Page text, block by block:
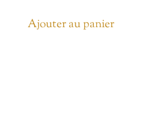
Ajouter au panier